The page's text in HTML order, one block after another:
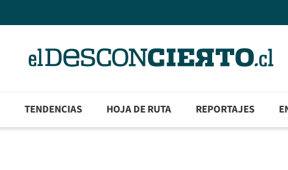
TENDENCIAS HOJA DE RUTA REPORTAJES